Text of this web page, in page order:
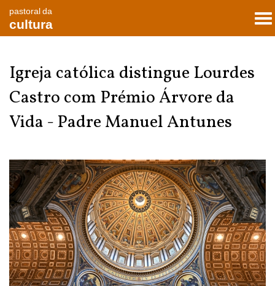
pastoral da
cultura
Igreja católica distingue Lourdes
Castro com Prémio Árvore da
Vida - Padre Manuel Antunes